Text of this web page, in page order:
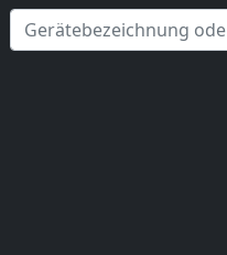
zu unseren